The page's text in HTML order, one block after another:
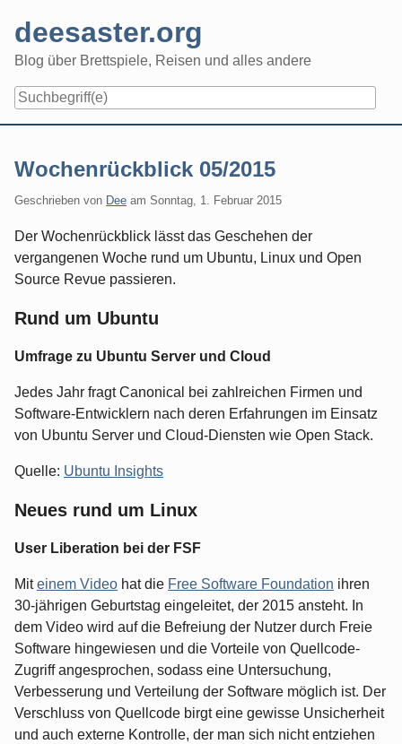
content
deesaster.org
Blog über Brettspiele, Reisen und alles andere
Wochenrückblick 05/2015
Geschrieben von Dee am Sonntag, 1. Februar 2015
Der Wochenrückblick lässt das Geschehen der
vergangenen Woche rund um Ubuntu, Linux und Open
Source Revue passieren.
Rund um Ubuntu
Umfrage zu Ubuntu Server und Cloud
Jedes Jahr fragt Canonical bei zahlreichen Firmen und
Software-Entwicklern nach deren Erfahrungen im Einsatz
von Ubuntu Server und Cloud-Diensten wie Open Stack.
Quelle: Ubuntu Insights
Neues rund um Linux
User Liberation bei der FSF
Miteinem Video hat die Free Software Foundation ihren
30-jährigen Geburtstag eingeleitet, der 2015 ansteht. In
dem Video wird auf die Befreiung der Nutzer durch Freie
Software hingewiesen und die Vorteile von Quellcode-
Zugriff angesprochen, sodass eine Untersuchung,
Verbesserung und Verteilung der Software möglich ist. Der
Verschluss von Quellcode birgt eine gewisse Unsicherheit
und auch externe Kontrolle, der man sich nicht entziehen